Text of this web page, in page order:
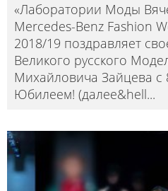
«Лаборатории Моды
Mercedes-Benz Fashion
2018/19 поздравляет
Великого русского
Михайловича Зайцева с
Юбилеем! (далее&hell...